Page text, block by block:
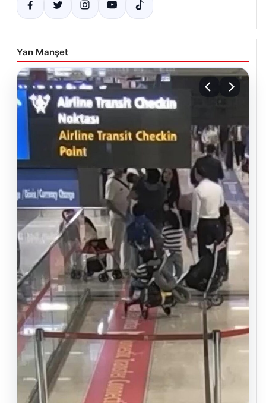
Yan Manşet